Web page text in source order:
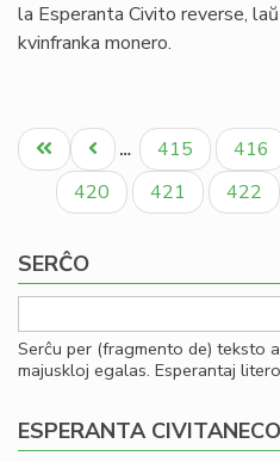
la Esperanta Civito reverse,
kvinfranka monero.
Pagination
Unua
paĝo
Antaŭa
paĝo
… Paĝo
415 Paĝo
416
Paĝo
420 Paĝo
421 Paĝo
422
SERĈO
Serĉu per (fragmento de) teksto
majuskloj egalas. Esperantaj
ESPERANTA CIVITANECO